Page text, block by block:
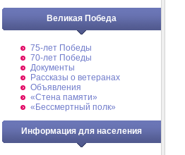
Великая Победа
75-лет Победы
70-лет Победы
Документы
Рассказы о ветеранах
Объявления
«Стена памяти»
«Бессмертный полк»
Информация для населения